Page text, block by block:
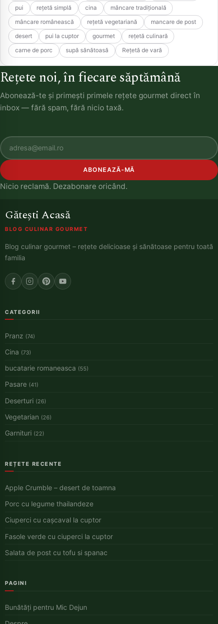
pui
rețetă simplă cina
mâncare tradițională
mâncare românească
rețetă vegetariană
mancare de post
desert
pui la cuptor gourmet
rețetă culinară
carne de porc
supă sănătoasă Rețetă de vară
Rețete noi, în fiecare săptămână
Abonează-te și primești primele rețete gourmet direct în
inbox — fără spam, fără nicio taxă.
ABONEAZĂ-MĂ
Nicio reclamă. Dezabonare oricând.
Gătești Acasă
BLOG CULINAR GOURMET
Blog culinar gourmet – rețete delicioase și sănătoase pentru toată
familia
CATEGORII
Pranz (74)
Cina (73)
bucatarie romaneasca (55)
Pasare (41)
Deserturi (26)
Vegetarian (26)
Garnituri (22)
REȚETE RECENTE
Apple Crumble – desert de toamna
Porc cu legume thailandeze
Ciuperci cu cașcaval la cuptor
Fasole verde cu ciuperci la cuptor
Salata de post cu tofu si spanac
PAGINI
Bunătăți pentru Mic Dejun